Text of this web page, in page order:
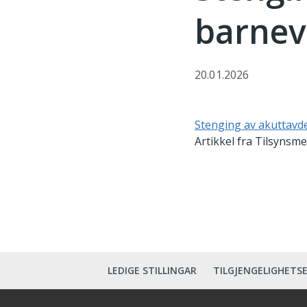
20.01.2026
Stenging av
Artikkel fra
LEDIGE STILLINGAR